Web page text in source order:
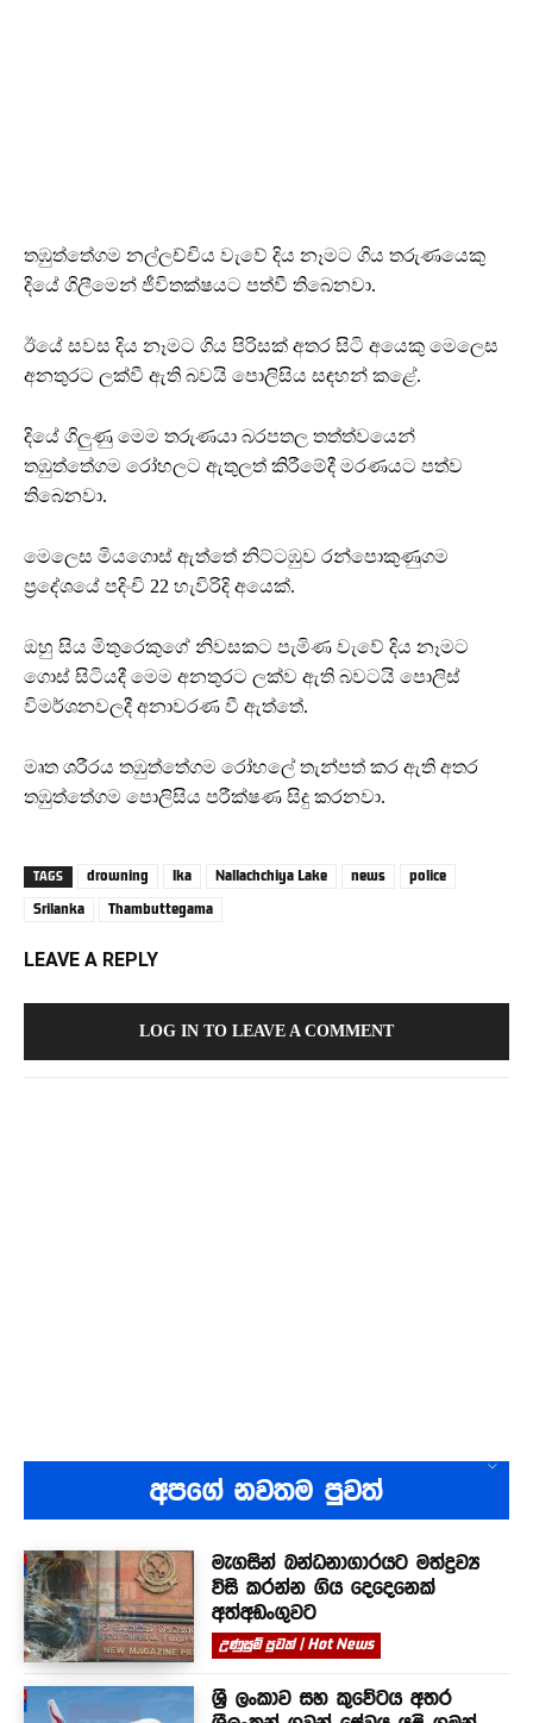
තඹුත්තේගම නල්ලච්චිය වැවේ දිය නෑමට ගිය තරුණයෙකු
දියේ ගිලීමෙන් ජීවිතක්ෂයට පත්වී තිබෙනවා.
ඊයේ සවස දිය නෑමට ගිය පිරිසක් අතර සිටි අයෙකු මෙලෙස
අනතුරට ලක්වී ඇති බවයි පොලිසිය සඳහන් කළේ.
දියේ ගිලුණු මෙම තරුණයා බරපතල තත්ත්වයෙන්
තඹුත්තේගම රෝහලට ඇතුලත් කිරීමේදී මරණයට පත්ව
තිබෙනවා.
මෙලෙස මියගොස් ඇත්තේ නිට්ටඹුව රන්පොකුණුගම
ප්‍රදේශයේ පදිංචි 22 හැවිරිදි අයෙක්.
ඔහු සිය මිතුරෙකුගේ නිවසකට පැමිණ වැවේ දිය නෑමට
ගොස් සිටියදී මෙම අනතුරට ලක්ව ඇති බවටයි පොලිස්
විමර්ශනවලදී අනාවරණ වී ඇත්තේ.
මෘත ශරීරය තඹුත්තේගම රෝහලේ තැන්පත් කර ඇති අතර
තඹුත්තේගම පොලිසිය පරීක්ෂණ සිදු කරනවා.
TAGS drowning lka Nallachchiya Lake news
police
Srilanka
Thambuttegama
LEAVE A REPLY
LOG IN TO LEAVE A COMMENT
අපගේ නවතම පුවත්
මැගසින් බන්ධනාගාරයට මත්ද්‍රව්‍ය
විසි කරන්න ගිය දෙදෙනෙක්
අත්අඩංගුවට
උණුසුම් පුවත් | Hot News
ශ්‍රී ලංකාව සහ කුවේටය අතර